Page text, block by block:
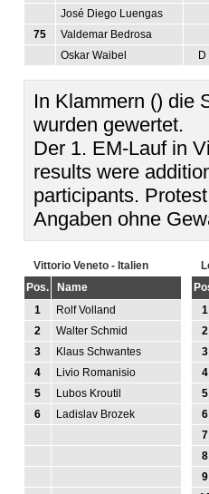
José Diego Luengas
75
Valdemar Bedrosa
Oskar Waibel
D
In Klammern () die
wurden gewertet.
Der 1. EM-Lauf in
results were
participants.
Angaben ohne
Vittorio Veneto - Italien
Pos.
Name
1
Rolf Volland
2
Walter Schmid
3
Klaus Schwantes
4
Livio Romanisio
5
Lubos Kroutil
6
Ladislav Brozek
1
2
3
4
5
6
7
8
9